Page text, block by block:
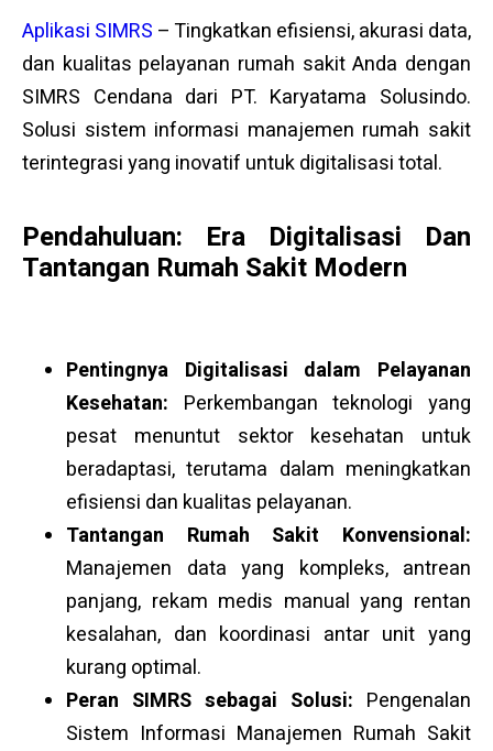
Aplikasi SIMRS – Tingkatkan efisiensi, akurasi data,
dan kualitas pelayanan rumah sakit Anda dengan
SIMRS Cendana dari PT. Karyatama Solusindo.
Solusi sistem informasi manajemen rumah sakit
terintegrasi yang inovatif untuk digitalisasi total.
Pendahuluan: Era Digitalisasi Dan
Tantangan Rumah Sakit Modern
Pentingnya Digitalisasi dalam Pelayanan
Kesehatan: Perkembangan teknologi yang
pesat menuntut sektor kesehatan untuk
beradaptasi, terutama dalam meningkatkan
efisiensi dan kualitas pelayanan.
Tantangan Rumah Sakit Konvensional:
Manajemen data yang kompleks, antrean
panjang, rekam medis manual yang rentan
kesalahan, dan koordinasi antar unit yang
kurang optimal.
Peran SIMRS sebagai Solusi: Pengenalan
Sistem Informasi Manajemen Rumah Sakit